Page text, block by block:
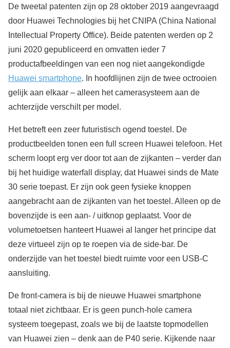
De tweetal patenten zijn op 28 oktober 2019 aangevraagd
door Huawei Technologies bij het CNIPA (China National
Intellectual Property Office). Beide patenten werden op 2
juni 2020 gepubliceerd en omvatten ieder 7
productafbeeldingen van een nog niet aangekondigde
Huawei smartphone. In hoofdlijnen zijn de twee octrooien
gelijk aan elkaar – alleen het camerasysteem aan de
achterzijde verschilt per model.
Het betreft een zeer futuristisch ogend toestel. De
productbeelden tonen een full screen Huawei telefoon. Het
scherm loopt erg ver door tot aan de zijkanten – verder dan
bij het huidige waterfall display, dat Huawei sinds de Mate
30 serie toepast. Er zijn ook geen fysieke knoppen
aangebracht aan de zijkanten van het toestel. Alleen op de
bovenzijde is een aan- / uitknop geplaatst. Voor de
volumetoetsen hanteert Huawei al langer het principe dat
deze virtueel zijn op te roepen via de side-bar. De
onderzijde van het toestel biedt ruimte voor een USB-C
aansluiting.
De front-camera is bij de nieuwe Huawei smartphone
totaal niet zichtbaar. Er is geen punch-hole camera
systeem toegepast, zoals we bij de laatste topmodellen
van Huawei zien – denk aan de P40 serie. Kijkende naar